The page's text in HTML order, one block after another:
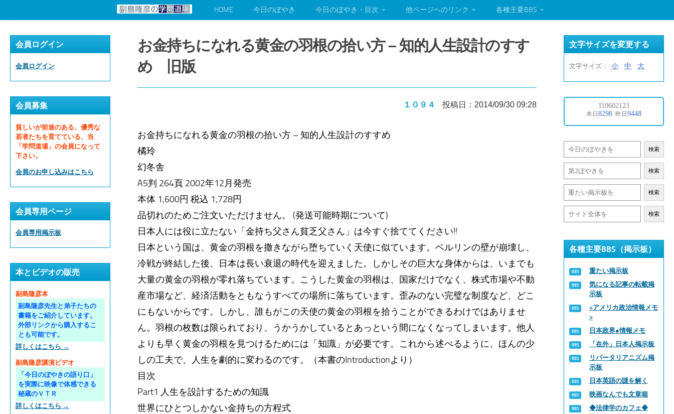
HOME 今日のぼやき 今日のぼやき・目次 他ページへのリンク 各種主要BBS
お金持ちになれる黄金の羽根の拾い方 – 知的人生設計のすす
め 旧版
１０９４ 投稿日：2014/09/30 09:28
お金持ちになれる黄金の羽根の拾い方 – 知的人生設計のすすめ
橘玲
幻冬舎
A5判 264頁 2002年12月発売
本体 1,600円 税込 1,728円
品切れのためご注文いただけません。 (発送可能時期について)
日本人には役に立たない「金持ち父さん貧乏父さん」は今すぐ捨ててください!!
日本という国は、黄金の羽根を撒きながら堕ちていく天使に似ています。ベルリンの壁が崩壊し、
冷戦が終結した後、日本は長い衰退の時代を迎えました。しかしその巨大な身体からは、いまでも
大量の黄金の羽根が零れ落ちています。こうした黄金の羽根は、国家だけでなく、株式市場や不動
産市場など、経済活動をともなうすべての場所に落ちています。歪みのない完璧な制度など、どこ
にもないからです。しかし、誰もがこの天使の黄金の羽根を拾うことができるわけではありませ
ん。羽根の枚数は限られており、うかうかしているとあっという間になくなってしまいます。他人
よりも早く黄金の羽根を見つけるためには「知識」が必要です。これから述べるように、ほんの少
しの工夫で、人生を劇的に変わるのです。（本書のIntroductionより）
目次
Part1 人生を設計するための知識
世界にひとつしかない金持ちの方程式
会員ログイン
会員ログイン
会員募集
貧しいが前途のある、優秀な
若者たちを育てている、当
「学問道場」の会員になって
下さい。
会員のお申し込みはこちら
会員専用ページ
会員専用掲示板
本とビデオの販売
副島隆彦本
副島隆彦先生と弟子たちの
書籍をご紹介しています。
外部リンクから購入するこ
とも可能です。
詳しくはこちら →
副島隆彦講演ビデオ
「今日のぼやきの語り口」
を実際に映像で体感できる
秘蔵のＶＴＲ
詳しくはこちら →
文字サイズを変更する
文字サイズ： 小 中 大
検索
検索
検索
検索
各種主要BBS（掲示板）
重たい掲示板
気になる記事の転載掲
示板
<アメリカ政治情報メモ
>
日本政界●情報メモ
「在外」日本人掲示板
リバータリアニズム掲
示板
日本英語の謎を解く
映画なんでも文章箱
◆法律学のカフェ◆